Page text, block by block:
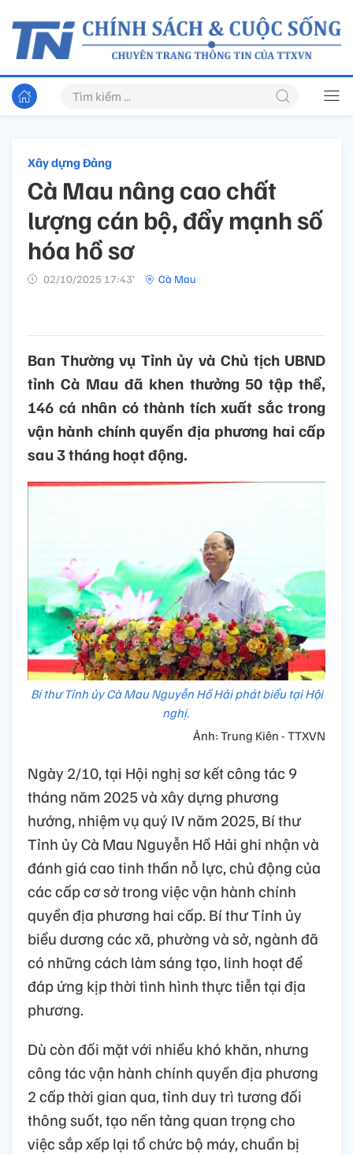
Xây dựng Đảng
Cà Mau nâng cao chất
lượng cán bộ, đẩy mạnh số
hóa hồ sơ
02/10/2025 17:43’ Cà Mau
Ban Thường vụ Tỉnh ủy và Chủ tịch UBND
tỉnh Cà Mau đã khen thưởng 50 tập thể,
146 cá nhân có thành tích xuất sắc trong
vận hành chính quyền địa phương hai cấp
sau 3 tháng hoạt động.
Bí thư Tỉnh ủy Cà Mau Nguyễn Hồ Hải phát biểu tại Hội
nghị.
Ảnh: Trung Kiên - TTXVN
Ngày 2/10, tại Hội nghị sơ kết công tác 9
tháng năm 2025 và xây dựng phương
hướng, nhiệm vụ quý IV năm 2025, Bí thư
Tỉnh ủy Cà Mau Nguyễn Hồ Hải ghi nhận và
đánh giá cao tinh thần nỗ lực, chủ động của
các cấp cơ sở trong việc vận hành chính
quyền địa phương hai cấp. Bí thư Tỉnh ủy
biểu dương các xã, phường và sở, ngành đã
có những cách làm sáng tạo, linh hoạt để
đáp ứng kịp thời tình hình thực tiễn tại địa
phương.
Dù còn đối mặt với nhiều khó khăn, nhưng
công tác vận hành chính quyền địa phương
2 cấp thời gian qua, tỉnh duy trì tương đối
thông suốt, tạo nền tảng quan trọng cho
việc sắp xếp lại tổ chức bộ máy, chuẩn bị